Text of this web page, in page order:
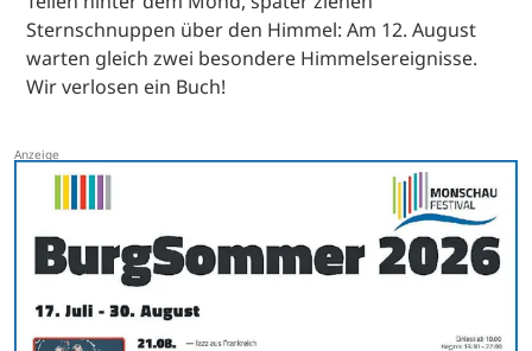
Sternschnuppen über den Himmel: Am 12. August
warten gleich zwei besondere Himmelsereignisse.
Wir verlosen ein Buch!